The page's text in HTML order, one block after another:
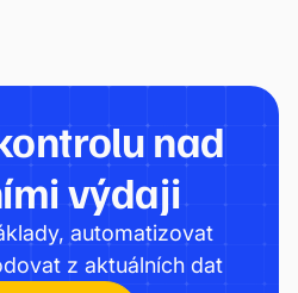
nad
výdaji
automatizovat
z aktuálních dat